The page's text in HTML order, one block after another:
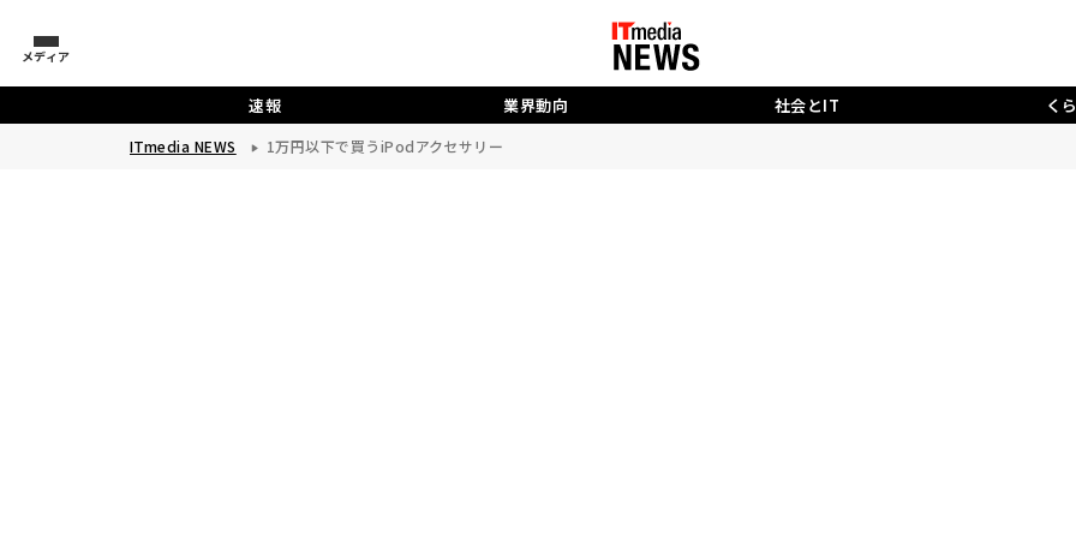
メディア
速報 業界動向 社会とIT く
ITmedia NEWS 1万円以下で買うiPodアクセサリー